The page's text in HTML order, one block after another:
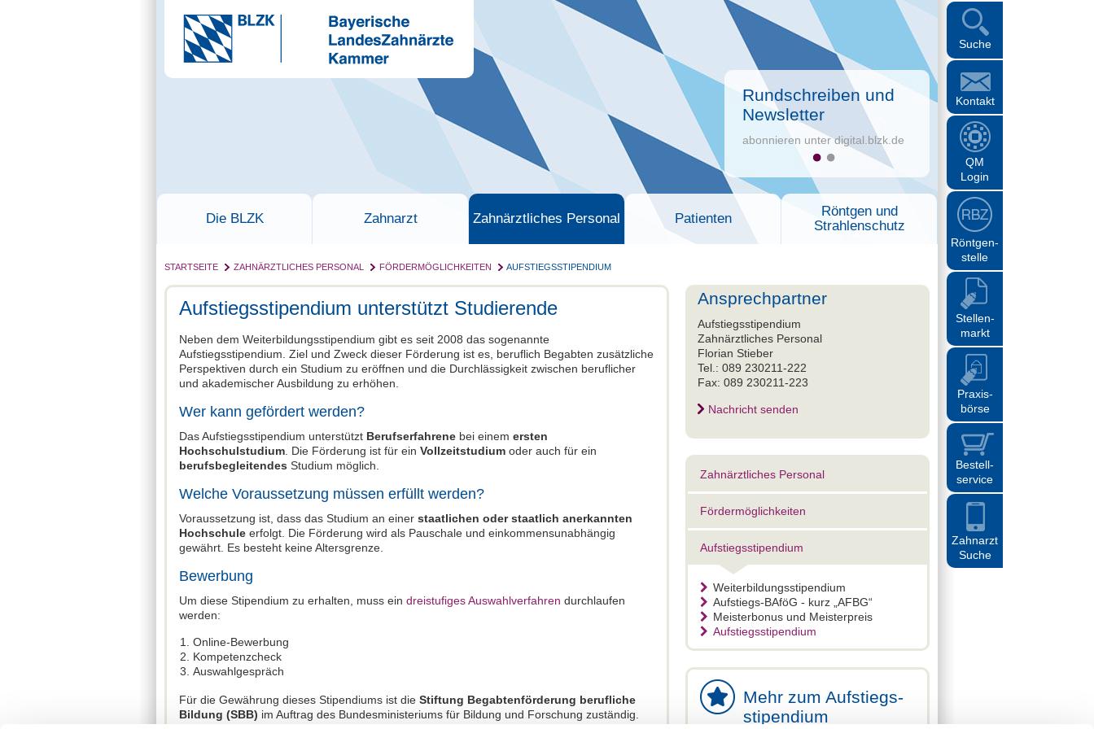
Suche
Kontakt
QM
Login
Röntgen-
stelle
Stellen-
markt
Praxis-
börse
Bestell-
service
Zahnarzt
Suche
Rundschreiben und
Newsletter
abonnieren unter digital.blzk.de
Die BLZK Zahnarzt Zahnärztliches Personal Patienten
Röntgen und
Strahlenschutz
STARTSEITE ZAHNÄRZTLICHES PERSONAL FÖRDERMÖGLICHKEITEN AUFSTIEGSSTIPENDIUM
Aufstiegsstipendium unterstützt Studierende
Neben dem Weiterbildungsstipendium gibt es seit 2008 das sogenannte
Aufstiegsstipendium. Ziel und Zweck dieser Förderung ist es, beruflich Begabten zusätzliche
Perspektiven durch ein Studium zu eröffnen und die Durchlässigkeit zwischen beruflicher
und akademischer Ausbildung zu erhöhen.
Wer kann gefördert werden?
Das Aufstiegsstipendium unterstützt Berufserfahrene bei einem ersten
Hochschulstudium . Die Förderung ist für ein Vollzeitstudium oder auch für ein
berufsbegleitendes Studium möglich.
Welche Voraussetzung müssen erfüllt werden?
Voraussetzung ist, dass das Studium an einer staatlichen oder staatlich anerkannten
Hochschule erfolgt. Die Förderung wird als Pauschale und einkommensunabhängig
gewährt. Es besteht keine Altersgrenze.
Bewerbung
Um diese Stipendium zu erhalten, muss ein dreistufiges Auswahlverfahren durchlaufen
werden:
Online-Bewerbung
Kompetenzcheck
Auswahlgespräch
Für die Gewährung dieses Stipendiums ist die Stiftung Begabtenförderung berufliche
Bildung (SBB) im Auftrag des Bundesministeriums für Bildung und Forschung zuständig.
Ansprechpartner
Aufstiegsstipendium
Zahnärztliches Personal
Florian Stieber
Tel.: 089 230211-222
Fax: 089 230211-223
Nachricht senden
Zahnärztliches Personal
Fördermöglichkeiten
Aufstiegsstipendium
Weiterbildungsstipendium
Aufstiegs-BAföG - kurz „AFBG“
Meisterbonus und Meisterpreis
Aufstiegsstipendium
Mehr zum Aufstiegs-
stipendium